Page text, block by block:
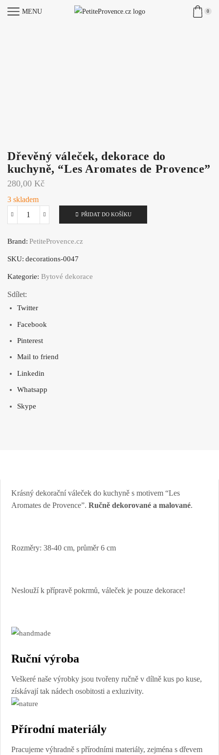
MENU 0
Dřevěný váleček, dekorace do
kuchyně, “Les Aromates de Provence”
280,00 Kč
3 skladem
do
kuchyně,
množství
PŘIDAT DO KOŠÍKU
Brand: PetiteProvence.cz
SKU: decorations-0047
Kategorie: Bytové dekorace
Sdílet:
Twitter
Facebook
Pinterest
Mail to friend
Linkedin
Whatsapp
Skype
Krásný dekorační váleček do kuchyně s motivem “Les
Aromates de Provence”.Ručně dekorované a malované.
Rozměry: 38-40 cm, průměr 6 cm
Neslouží k přípravě pokrmů, váleček je pouze dekorace!
Ruční výroba
Veškeré naše výrobky jsou tvořeny ručně v dílně kus po kuse,
získávají tak nádech osobitosti a exluzivity.
Přírodní materiály
Pracujeme výhradně s přírodními materiály, zejména s dřevem